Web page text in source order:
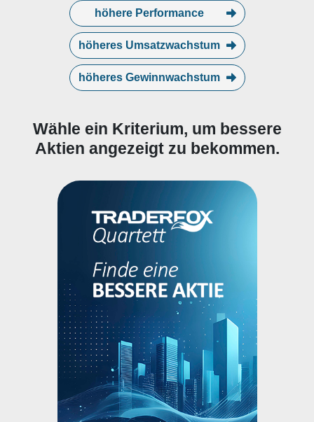
höhere Performance
höheres Umsatzwachstum
höheres Gewinnwachstum
Wähle ein Kriterium, um bessere
Aktien angezeigt zu bekommen.